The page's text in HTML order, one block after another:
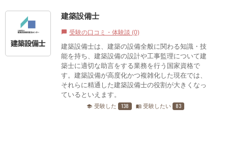
建築設備士
chat_bubble 受験の口コミ・体験談 (0)
建築設備士は、建築の設備全般に関わる知識・技
能を持ち、建築設備の設計や工事監理について建
築士に適切な助言をする業務を行う国家資格で
す。建築設備が高度化かつ複雑化した現在では、
それらに精通した建築設備士の役割が大きくなっ
ているといえます。
school 受験した 138 menu_book 受験したい 83